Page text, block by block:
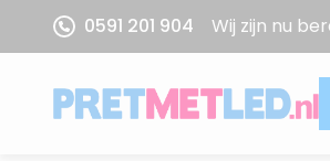
Ga naar de inhoud
0591 201 904 Wij zijn nu